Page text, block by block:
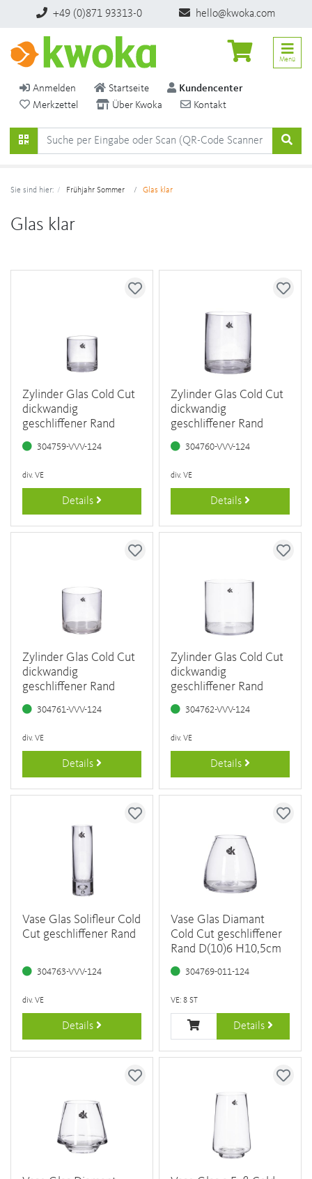
+49 (0)871 93313-0 hello@kwoka.com
Anmelden Startseite
Kundencenter
Merkzettel
Über Kwoka Kontakt
Menü
Sie sind hier: Frühjahr Sommer Glas klar
Glas klar
Zylinder Glas Cold Cut
dickwandig
geschliffener Rand
304759-VVV-124
div. VE
Details
Zylinder Glas Cold Cut
dickwandig
geschliffener Rand
304760-VVV-124
div. VE
Details
Zylinder Glas Cold Cut
dickwandig
geschliffener Rand
304761-VVV-124
div. VE
Details
Zylinder Glas Cold Cut
dickwandig
geschliffener Rand
304762-VVV-124
div. VE
Details
Vase Glas Solifleur Cold
Cut geschliffener Rand
304763-VVV-124
div. VE
Details
Vase Glas Diamant
Cold Cut geschliffener
Rand D(10)6 H10,5cm
304769-011-124
VE: 8 ST
Details